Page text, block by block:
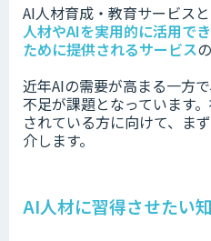
AI人材育成・教育サービスと
人材やAIを実用的に活用で
ために提供されるサービス
近年AIの需要が高まる一方
不足が課題となっています
されている方に向けて、ま
介します。
AI人材に習得させたい